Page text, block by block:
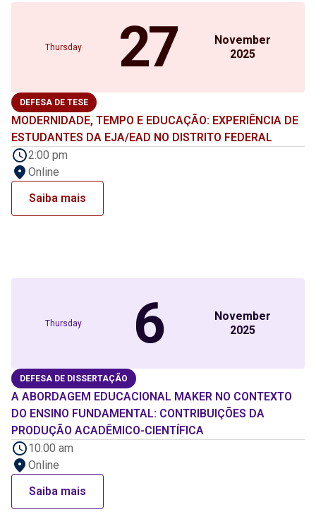
Thursday 27
November
2025
DEFESA DE TESE
MODERNIDADE, TEMPO E EDUCAÇÃO: EXPERIÊNCIA DE
ESTUDANTES DA EJA/EAD NO DISTRITO FEDERAL
2:00 pm
Online
Saiba mais
Thursday 6
November
2025
DEFESA DE DISSERTAÇÃO
A ABORDAGEM EDUCACIONAL MAKER NO CONTEXTO
DO ENSINO FUNDAMENTAL: CONTRIBUIÇÕES DA
PRODUÇÃO ACADÊMICO-CIENTÍFICA
10:00 am
Online
Saiba mais